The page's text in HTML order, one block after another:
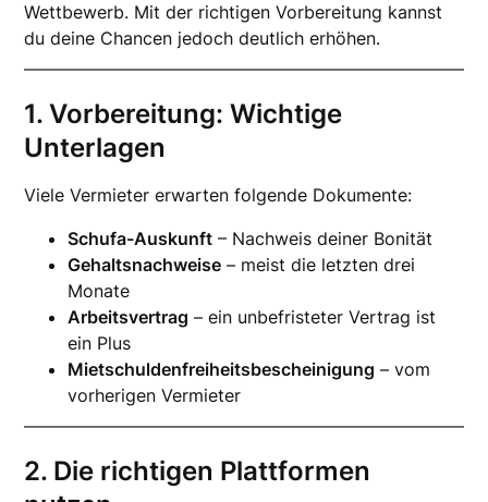
Wettbewerb. Mit der richtigen Vorbereitung kannst
du deine Chancen jedoch deutlich erhöhen.
1. Vorbereitung: Wichtige
Unterlagen
Viele Vermieter erwarten folgende Dokumente:
Schufa-Auskunft – Nachweis deiner Bonität
Gehaltsnachweise – meist die letzten drei
Monate
Arbeitsvertrag – ein unbefristeter Vertrag ist
ein Plus
Mietschuldenfreiheitsbescheinigung – vom
vorherigen Vermieter
2. Die richtigen Plattformen